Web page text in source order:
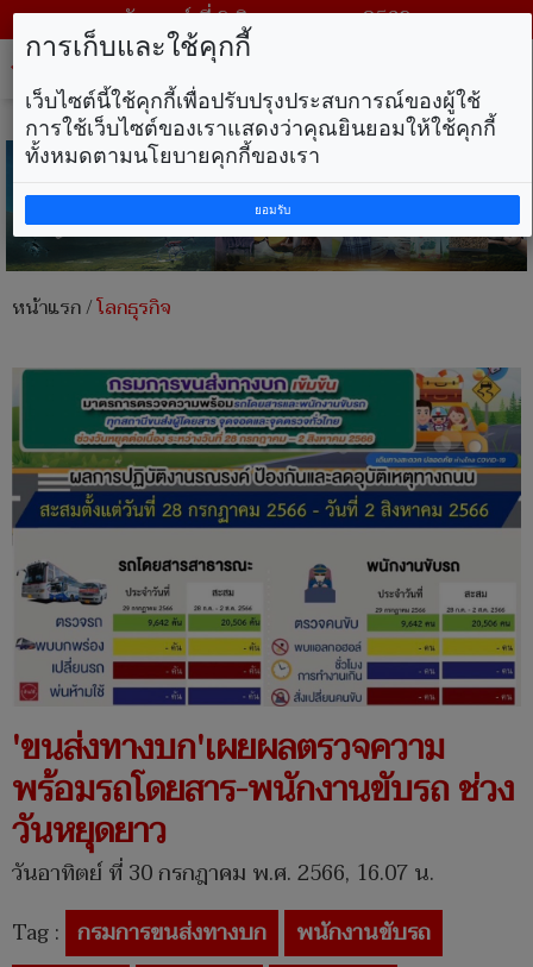
วันเสาร์ ที่ 8 สิงหาคม พ.ศ. 2569
หน้าแรก/โลกธุรกิจ
'ขนส่งทางบก'เผยผลตรวจความ
พร้อมรถโดยสาร-พนักงานขับรถ ช่วง
วันหยุดยาว
วันอาทิตย์ ที่ 30 กรกฎาคม พ.ศ. 2566, 16.07 น.
Tag : กรมการขนส่งทางบก
พนักงานขับรถ
การเก็บและใช้คุกกี้
เว็บไซต์นี้ใช้คุกกี้เพื่อปรับปรุงประสบการณ์ของผู้ใช้
การใช้เว็บไซต์ของเราแสดงว่าคุณยินยอมให้ใช้คุกกี้
ทั้งหมดตามนโยบายคุกกี้ของเรา
ยอมรับ